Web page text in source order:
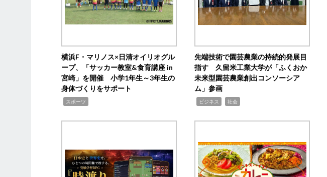
横浜F・マリノス×日清オイリオグル
ープ、「サッカー教室&食育講座 in
宮崎」を開催 小学1年生～3年生の
身体づくりをサポート
スポーツ
先端技術で園芸農業の持続的発展目
指す 久留米工業大学が「ふくおか
未来型園芸農業創出コンソーシア
ム」参画
ビジネス 社会